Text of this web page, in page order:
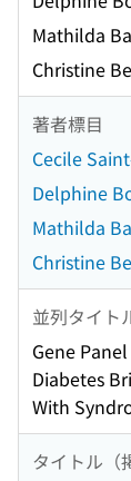
Mathilda
Christine
著者標目
Cecile
Delphine
Mathilda
Christine
並列タイト
Gene
Diabetes
With
タイトル（